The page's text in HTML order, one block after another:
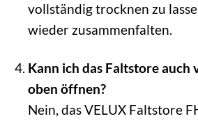
vollständig trocknen zu
wieder zusammenfalten.
Kann ich das Faltstore auch
oben öffnen?
Nein, das VELUX Faltstore